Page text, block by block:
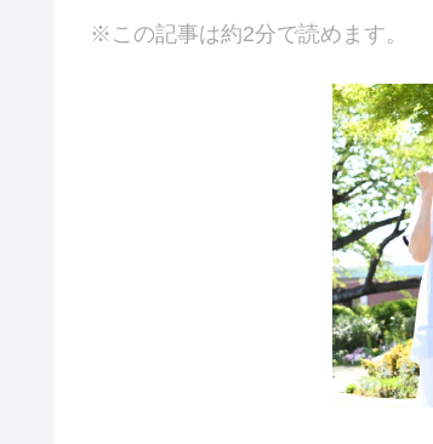
c
tt
e
e
※この記事は約2分で読めます。